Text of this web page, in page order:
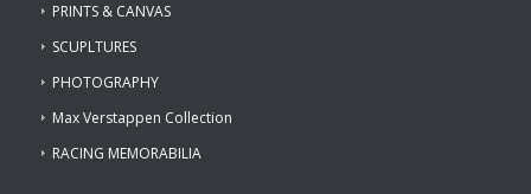
PRINTS & CANVAS
SCUPLTURES
PHOTOGRAPHY
Max Verstappen Collection
RACING MEMORABILIA